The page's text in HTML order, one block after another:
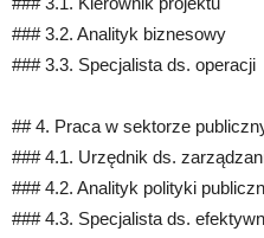
### 3.2. Analityk biznesowy
### 3.3. Specjalista ds. operacji
## 4. Praca w sektorze
### 4.1. Urzędnik ds.
### 4.2. Analityk polityki
### 4.3. Specjalista ds.